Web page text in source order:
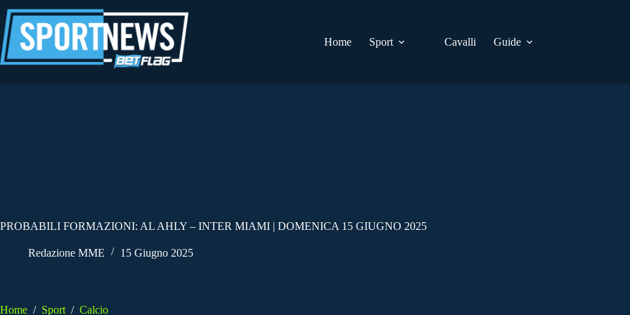
al
contenuto
Home
Sport Cavalli Guide
PROBABILI FORMAZIONI: AL AHLY – INTER MIAMI | DOMENICA 15 GIUGNO 2025
Redazione MME 15 Giugno 2025
Home / Sport / Calcio